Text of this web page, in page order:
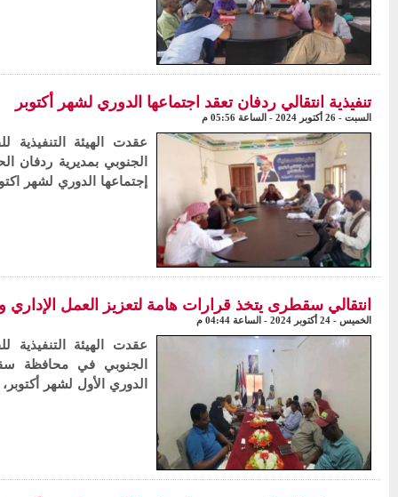
تنفيذية انتقالي ردفان تعقد اجتماعها الدوري لشهر أكتوبر
السبت - 26 أكتوبر 2024 - الساعة 05:56 م
عقدت الهيئة التنفيذية
الجنوبي بمديرية ردفان
إجتماعها الدوري لشهر اكتوبر 2024م.
انتقالي سقطرى يتخذ قرارات هامة لتعزيز العمل الإداري
الخميس - 24 أكتوبر 2024 - الساعة 04:44 م
عقدت الهيئة التنفيذية
الجنوبي في محافظة
الدوري الأول لشهر